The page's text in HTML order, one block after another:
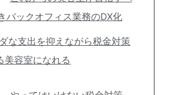
バックオフィス業務のDX化
な支出を抑えながら税金対策
美容室になれる